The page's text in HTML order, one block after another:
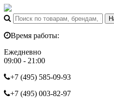
Время работы:
Ежедневно
09:00 - 21:00
+7 (495) 585-09-93
+7 (495) 003-82-97